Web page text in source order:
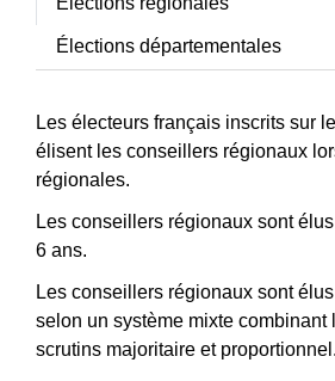
Élections départementales
Les électeurs français inscrits sur
élisent les conseillers régionaux
régionales.
Les conseillers régionaux sont
6 ans.
Les conseillers régionaux sont
selon un système mixte combinant
scrutins majoritaire et proportionnel.